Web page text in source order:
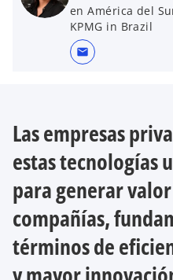
en América del
KPMG in Brazil
mail
Las empresas
estas tecnologías
para generar
compañías,
términos de